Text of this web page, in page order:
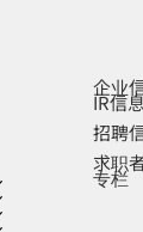
企业
IR信
招聘
求职
专栏